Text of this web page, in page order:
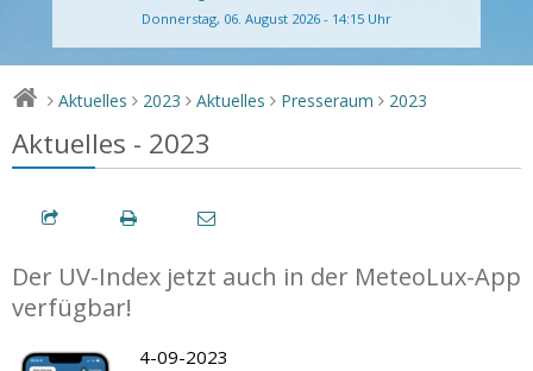
Donnerstag, 06. August 2026 - 14:15 Uhr
> Aktuelles > 2023 > Aktuelles > Presseraum > 2023
Aktuelles - 2023
Der UV-Index jetzt auch in der MeteoLux-App
verfügbar!
4-09-2023